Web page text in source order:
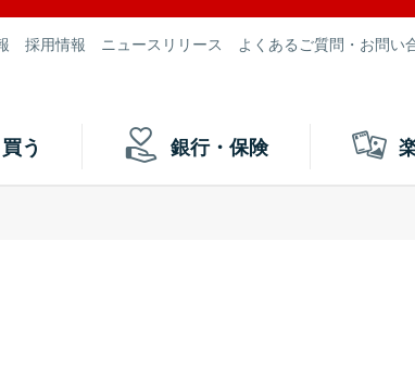
採用情報 ニュースリリース よくあるご質問・お問い
買う 銀行・保険